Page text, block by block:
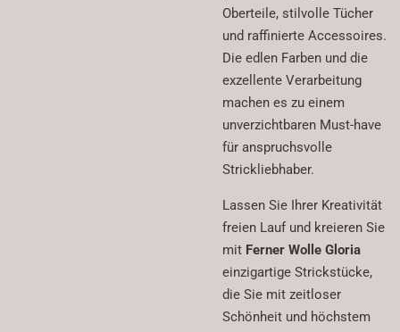
Oberteile, stilvolle Tücher
und raffinierte Accessoires.
Die edlen Farben und die
exzellente Verarbeitung
machen es zu einem
unverzichtbaren Must-have
für anspruchsvolle
Strickliebhaber.
Lassen Sie Ihrer Kreativität
freien Lauf und kreieren Sie
mit Ferner Wolle Gloria
einzigartige Strickstücke,
die Sie mit zeitloser
Schönheit und höchstem